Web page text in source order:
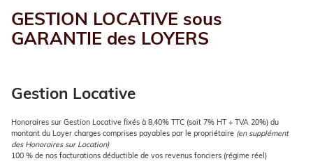
GESTION LOCATIVE sous
GARANTIE des LOYERS
Gestion Locative
Honoraires sur Gestion Locative fixés à 8,40% TTC (soit 7% HT + TVA 20%) du
montant du Loyer charges comprises payables par le propriétaire (en supplément
des Honoraires sur Location)
100 % de nos facturations déductible de vos revenus fonciers (régime réel)